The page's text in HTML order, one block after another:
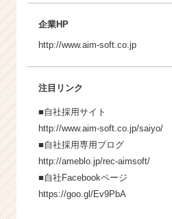
企業HP
http://www.aim-soft.co.jp
注目リンク
■自社採用サイト
http://www.aim-soft.co.jp/saiyo/
■自社採用専用ブログ
http://ameblo.jp/rec-aimsoft/
■自社Facebookページ
https://goo.gl/Ev9PbA